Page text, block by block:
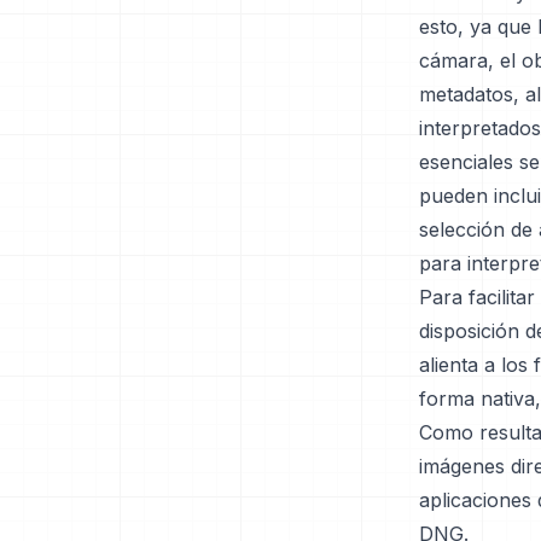
esto, ya que
cámara, el
metadatos,
esenciales
pueden
selección de
para
Para
disposición
alienta a los
forma
Como
imágenes
aplicaciones
DNG.